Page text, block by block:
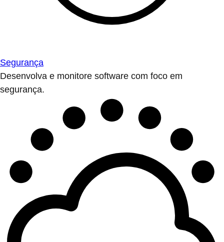
Segurança
Desenvolva e monitore software com foco em
segurança.